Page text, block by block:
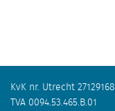
KvK nr. Utrecht 27129168
TVA 0094.53.465.B.01